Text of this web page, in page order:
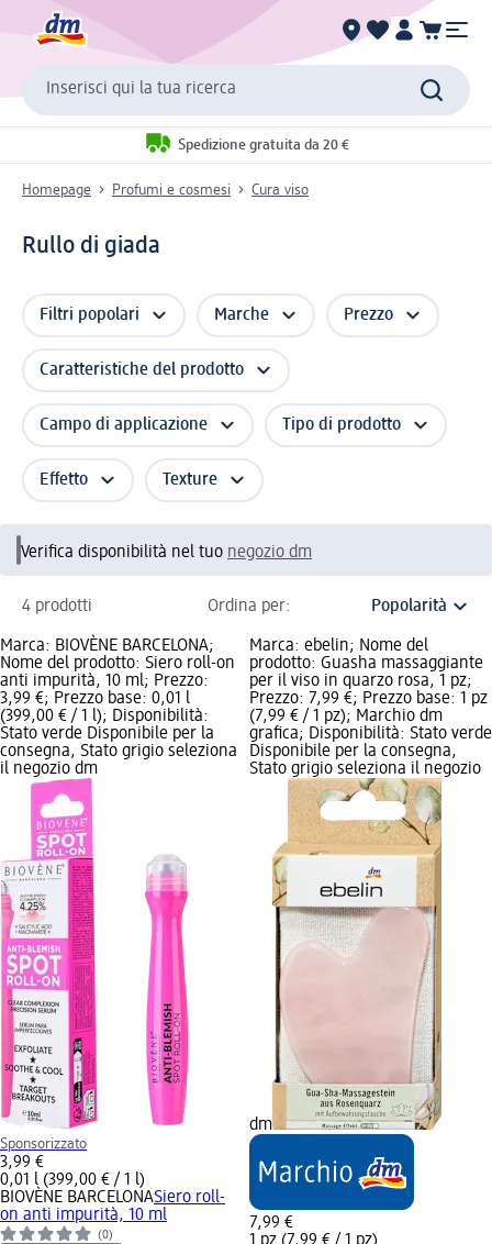
Inserisci qui la tua ricerca
Spedizione gratuita da 20 €
Homepage Profumi e cosmesi Cura viso
Rullo di giada
Filtri popolari Marche Prezzo
Caratteristiche del prodotto
Campo di applicazione Tipo di prodotto
Effetto Texture
Verifica disponibilità nel tuo negozio dm
4 prodotti Ordina per:
Marca: BIOVÈNE BARCELONA;
Nome del prodotto: Siero roll-on
anti impurità, 10 ml; Prezzo:
3,99 €; Prezzo base: 0,01 l
(399,00 € / 1 l); Disponibilità:
Stato verde Disponibile per la
consegna, Stato grigio seleziona
il negozio dm
Sponsorizzato
3,99 €
0,01 l (399,00 € / 1 l)
BIOVÈNE BARCELONASiero roll-
on anti impurità, 10 ml
(0)
Marca: ebelin; Nome del
prodotto: Guasha massaggiante
per il viso in quarzo rosa, 1 pz;
Prezzo: 7,99 €; Prezzo base: 1 pz
(7,99 € / 1 pz); Marchio dm
grafica; Disponibilità: Stato verde
Disponibile per la consegna,
Stato grigio seleziona il negozio
dm
7,99 €